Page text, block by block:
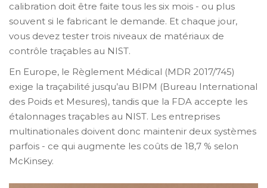
calibration doit être faite tous les six mois - ou plus
souvent si le fabricant le demande. Et chaque jour,
vous devez tester trois niveaux de matériaux de
contrôle traçables au NIST.
En Europe, le Règlement Médical (MDR 2017/745)
exige la traçabilité jusqu’au BIPM (Bureau International
des Poids et Mesures), tandis que la FDA accepte les
étalonnages traçables au NIST. Les entreprises
multinationales doivent donc maintenir deux systèmes
parfois - ce qui augmente les coûts de 18,7 % selon
McKinsey.